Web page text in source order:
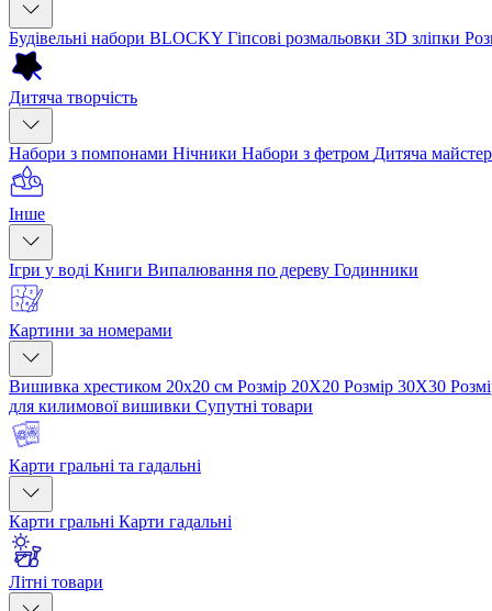
Будівельні набори BLOCKY Гіпсові розмальовки 3D зліпки
Дитяча творчість
Набори з помпонами Нічники Набори з фетром Дитяча
Інше
Ігри у воді Книги Випалювання по дереву Годинники
Картини за номерами
Вишивка хрестиком 20х20 см Розмір 20Х20 Розмір 30Х30
для килимової вишивки Супутні товари
Карти гральні та гадальні
Карти гральні Карти гадальні
Літні товари